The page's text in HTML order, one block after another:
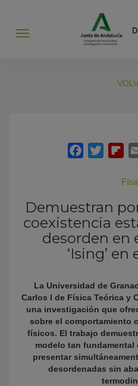
Abrir
Demuestran
coexistencia
desorden en
‘Ising’
La Universidad de
Carlos I de Física Teórica y
una investigación que
sobre el comportamiento
físicos. El trabajo
modelo tan fundamental
presentar
desordenadas sin